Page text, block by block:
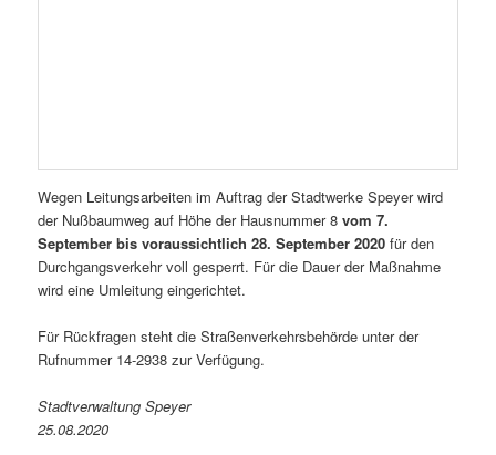
Wegen Leitungsarbeiten im Auftrag der Stadtwerke Speyer wird
der Nußbaumweg auf Höhe der Hausnummer 8vom 7.
September bis voraussichtlich 28. September 2020 für den
Durchgangsverkehr voll gesperrt. Für die Dauer der Maßnahme
wird eine Umleitung eingerichtet.
Für Rückfragen steht die Straßenverkehrsbehörde unter der
Rufnummer 14-2938 zur Verfügung.
Stadtverwaltung Speyer
25.08.2020